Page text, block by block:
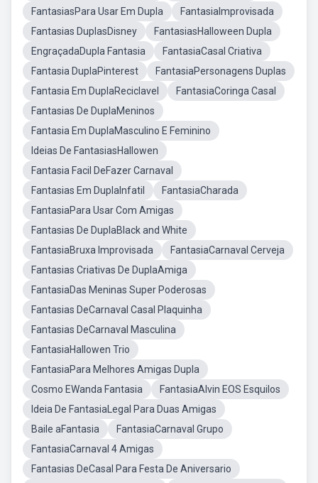
FantasiasPara Usar Em Dupla
FantasiaImprovisada
Fantasias DuplasDisney
FantasiasHalloween Dupla
EngraçadaDupla Fantasia
FantasiaCasal Criativa
Fantasia DuplaPinterest
FantasiaPersonagens Duplas
Fantasia Em DuplaReciclavel
FantasiaCoringa Casal
Fantasias De DuplaMeninos
Fantasia Em DuplaMasculino E Feminino
Ideias De FantasiasHallowen
Fantasia Facil DeFazer Carnaval
Fantasias Em DuplaInfatil
FantasiaCharada
FantasiaPara Usar Com Amigas
Fantasias De DuplaBlack and White
FantasiaBruxa Improvisada
FantasiaCarnaval Cerveja
Fantasias Criativas De DuplaAmiga
FantasiaDas Meninas Super Poderosas
Fantasias DeCarnaval Casal Plaquinha
Fantasias DeCarnaval Masculina
FantasiaHallowen Trio
FantasiaPara Melhores Amigas Dupla
Cosmo EWanda Fantasia
FantasiaAlvin EOS Esquilos
Ideia De FantasiaLegal Para Duas Amigas
Baile aFantasia
FantasiaCarnaval Grupo
FantasiaCarnaval 4 Amigas
Fantasias DeCasal Para Festa De Aniversario